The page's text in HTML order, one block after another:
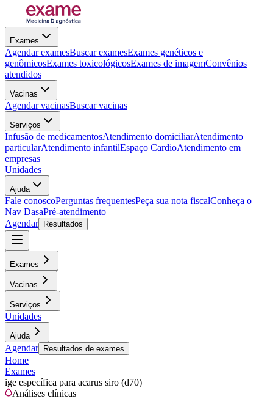
Exames
Agendar examesBuscar examesExames genéticos e
genômicosExames toxicológicosExames de imagemConvênios
atendidos
Vacinas
Agendar vacinasBuscar vacinas
Serviços
Infusão de medicamentosAtendimento domiciliarAtendimento
particularAtendimento infantilEspaço CardioAtendimento em
empresas
Unidades
Ajuda
Fale conoscoPerguntas frequentesPeça sua nota fiscalConheça o
Nav DasaPré-atendimento
Agendar
Resultados
Exames
Vacinas
Serviços
Unidades
Ajuda
Agendar Resultados de exames
Home
Exames
ige específica para acarus siro (d70)
Análises clínicas